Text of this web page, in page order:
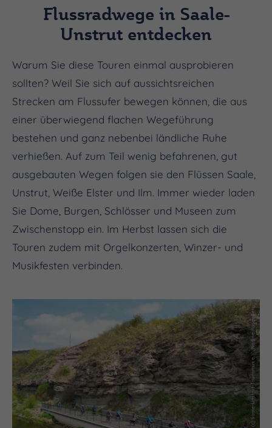
Flussradwege in Saale-
Unstrut entdecken
Warum Sie diese Touren einmal ausprobieren
sollten? Weil Sie sich auf aussichtsreichen
Strecken am Flussufer bewegen können, die aus
einer überwiegend flachen Wegeführung
bestehen und ganz nebenbei ländliche Ruhe
verhießen. Auf zum Teil wenig befahrenen, gut
ausgebauten Wegen folgen sie den Flüssen Saale,
Unstrut, Weiße Elster und Ilm. Immer wieder laden
Sie Dome, Burgen, Schlösser und Museen zum
Zwischenstopp ein. Im Herbst lassen sich die
Touren zudem mit Orgelkonzerten, Winzer- und
Musikfesten verbinden.
(c) Saale-Unstrut-Tourismus e.V., Nadine Rosenberg